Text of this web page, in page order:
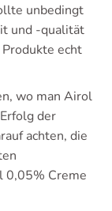
unbedingt
und -qualität
echt
wo man Airol
der
achten, die
0,05% Creme